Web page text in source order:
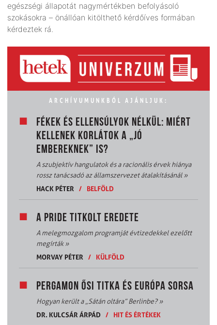
egészségi állapotát nagymértékben befolyásoló
szokásokra – önállóan kitölthető kérdőíves formában
kérdeztek rá.
ARCHÍVUMUNKBÓL AJÁNLJUK:
FÉKEK ÉS ELLENSÚLYOK NÉLKÜL: MIÉRT
KELLENEK KORLÁTOK A „JÓ
EMBEREKNEK” IS?
A szubjektív hangulatok és a racionális érvek hiánya
rossz tanácsadó az államszervezet átalakításánál»
HACK PÉTER
/ BELFÖLD
A PRIDE TITKOLT EREDETE
A melegmozgalom programját évtizedekkel ezelőtt
megírták»
MORVAY PÉTER
/ KÜLFÖLD
PERGAMON ŐSI TITKA ÉS EURÓPA SORSA
Hogyan került a „Sátán oltára” Berlinbe?»
DR. KULCSÁR ÁRPÁD
/ HIT ÉS ÉRTÉKEK